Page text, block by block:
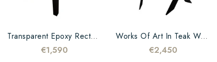
Transparent Epoxy Rectangular Coffee Table
€1,590
Works Of Art In Teak Wood And Epoxy Black
€2,450